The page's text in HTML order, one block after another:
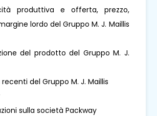
produttiva e offerta, prezzo,
lordo del Gruppo M. J. Maillis
del prodotto del Gruppo M. J.
recenti del Gruppo M. J. Maillis
sulla società Packway